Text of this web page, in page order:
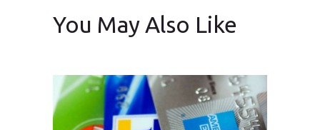
You May Also Like